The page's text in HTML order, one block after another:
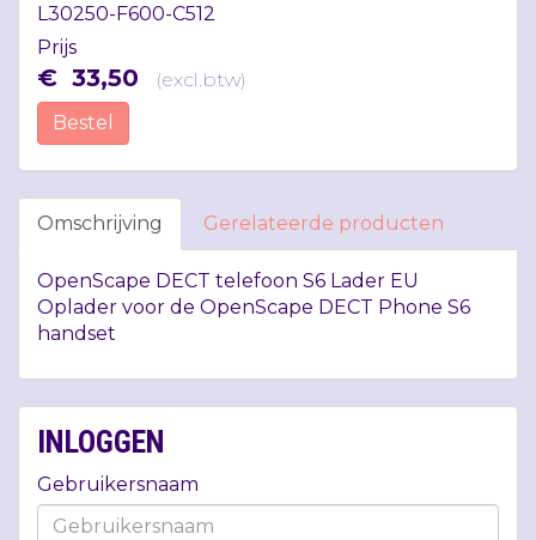
L30250-F600-C512
Prijs
€ 33,50 (excl.btw)
Bestel
Omschrijving Gerelateerde producten
OpenScape DECT telefoon S6 Lader EU
Oplader voor de OpenScape DECT Phone S6
handset
INLOGGEN
Gebruikersnaam